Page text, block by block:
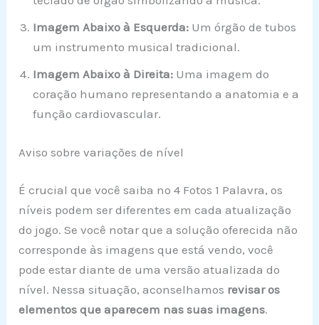
Imagem Abaixo à Esquerda: Um órgão de tubos
um instrumento musical tradicional.
Imagem Abaixo à Direita: Uma imagem do
coração humano representando a anatomia e a
função cardiovascular.
Aviso sobre variações de nível
É crucial que você saiba no 4 Fotos 1 Palavra, os
níveis podem ser diferentes em cada atualização
do jogo. Se você notar que a solução oferecida não
corresponde às imagens que está vendo, você
pode estar diante de uma versão atualizada do
nível. Nessa situação, aconselhamos revisar os
elementos que aparecem nas suas imagens.